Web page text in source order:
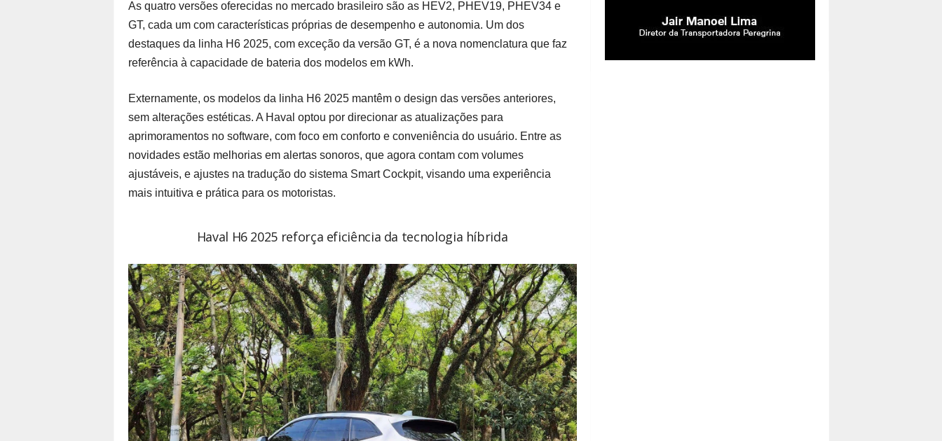
As quatro versões oferecidas no mercado brasileiro são as HEV2, PHEV19, PHEV34 e
GT, cada um com características próprias de desempenho e autonomia. Um dos
destaques da linha H6 2025, com exceção da versão GT, é a nova nomenclatura que faz
referência à capacidade de bateria dos modelos em kWh.
Externamente, os modelos da linha H6 2025 mantêm o design das versões anteriores,
sem alterações estéticas. A Haval optou por direcionar as atualizações para
aprimoramentos no software, com foco em conforto e conveniência do usuário. Entre as
novidades estão melhorias em alertas sonoros, que agora contam com volumes
ajustáveis, e ajustes na tradução do sistema Smart Cockpit, visando uma experiência
mais intuitiva e prática para os motoristas.
Haval H6 2025 reforça eficiência da tecnologia híbrida